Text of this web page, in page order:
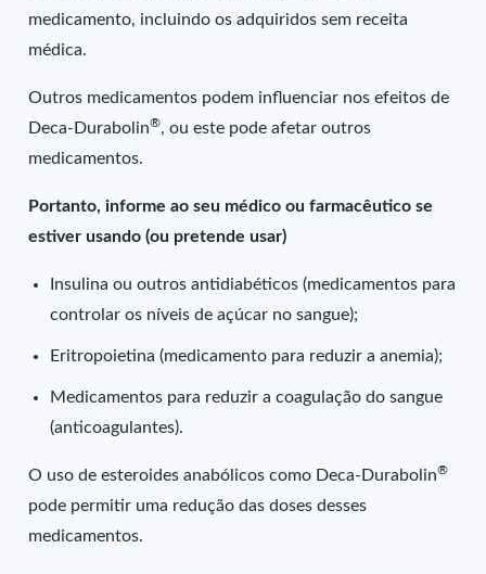
medicamento, incluindo os adquiridos sem receita
médica.
Outros medicamentos podem influenciar nos efeitos de
Deca-Durabolin®, ou este pode afetar outros
medicamentos.
Portanto, informe ao seu médico ou farmacêutico se
estiver usando (ou pretende usar)
Insulina ou outros antidiabéticos (medicamentos para
controlar os níveis de açúcar no sangue);
Eritropoietina (medicamento para reduzir a anemia);
Medicamentos para reduzir a coagulação do sangue
(anticoagulantes).
O uso de esteroides anabólicos como Deca-Durabolin®
pode permitir uma redução das doses desses
medicamentos.